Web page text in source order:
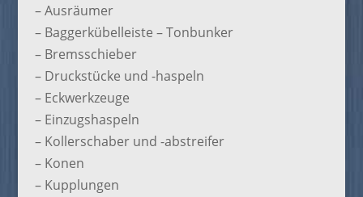
– Ausräumer
– Baggerkübelleiste – Tonbunker
– Bremsschieber
– Druckstücke und -haspeln
– Eckwerkzeuge
– Einzugshaspeln
– Kollerschaber und -abstreifer
– Konen
– Kupplungen